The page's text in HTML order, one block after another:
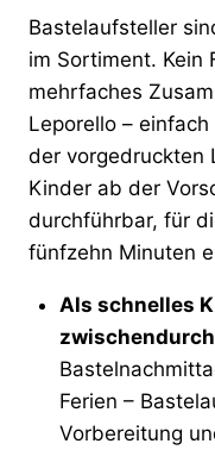
Bastelaufsteller
im Sortiment. Kein
mehrfaches
Leporello –
der vorgedruckten
Kinder ab der
durchführbar, für
fünfzehn Minuten
Als schnelles
Ferien –
Vorbereitung